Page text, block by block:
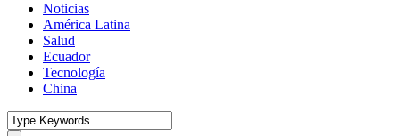
Noticias
América Latina
Salud
Ecuador
Tecnología
China